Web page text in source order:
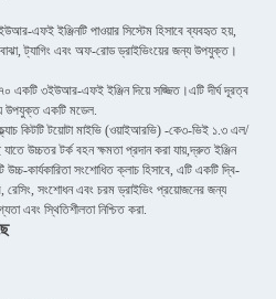
এফই ইঞ্জিনটি পাওয়ার সিস্টেম হিসাবে ব্যবহৃত হয়,
ট্যাগিং এবং অফ-রোড ড্রাইভিংয়ের জন্য উপযুক্ত।
একটি ৩ইউআর-এফই ইঞ্জিন দিয়ে সজ্জিত।এটি দীর্ঘ দূরত্ব
উপযুক্ত একটি মডেল.
কিটটি টয়োটা মাইভি (ওয়াইআরভি) -কে৩-ভিই ১.৩ এল/
উচ্চতর টর্ক বহন ক্ষমতা প্রদান করা যায়,দ্রুত ইঞ্জিন
কার্যকারিতা সংশোধিত ক্লাচ হিসাবে, এটি একটি দ্বি-
সংশোধন এবং চরম ড্রাইভিং প্রয়োজনের জন্য
এবং স্থিতিশীলতা নিশ্চিত করা.